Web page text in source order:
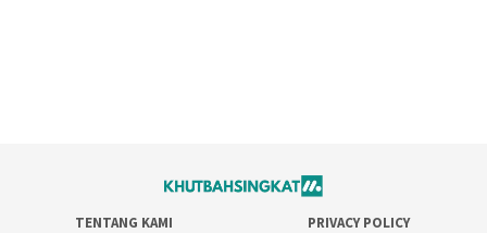
TENTANG KAMI PRIVACY POLICY